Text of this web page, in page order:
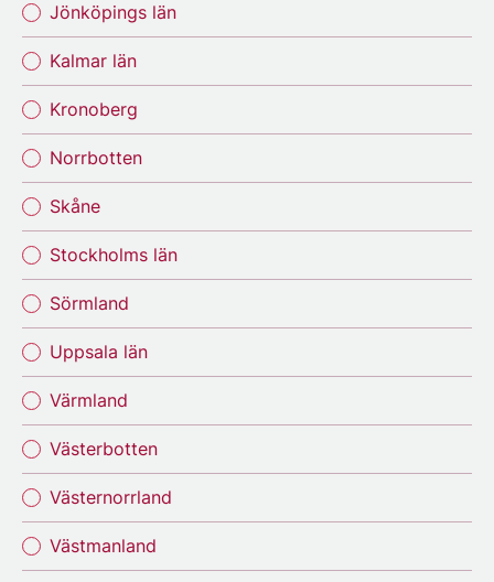
Jönköpings län
Kalmar län
Kronoberg
Norrbotten
Skåne
Stockholms län
Sörmland
Uppsala län
Värmland
Västerbotten
Västernorrland
Västmanland